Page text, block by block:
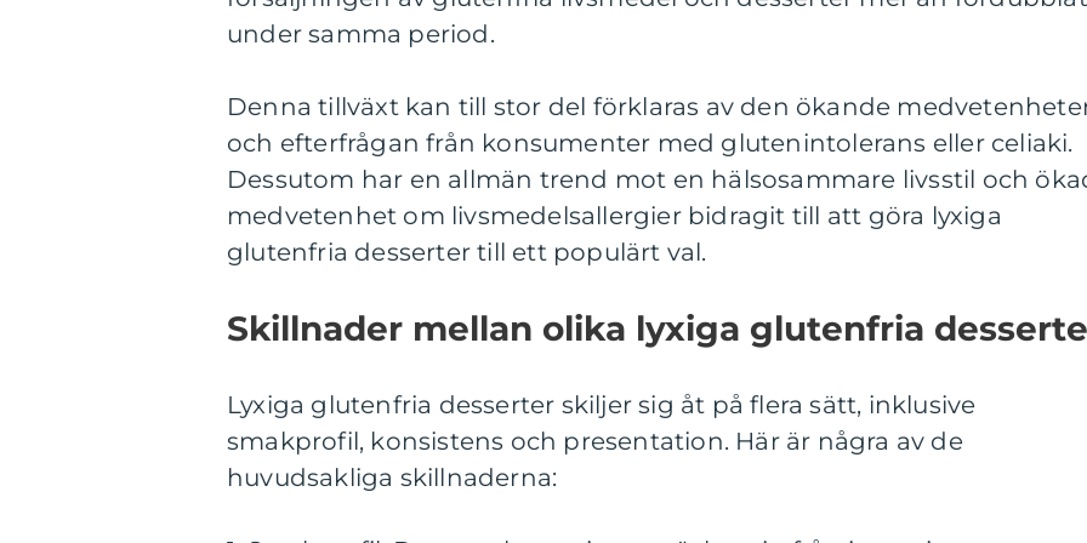
under samma period.
Denna tillväxt kan till stor del förklaras av den ökande
och efterfrågan från konsumenter med glutenintolerans eller celiaki.
Dessutom har en allmän trend mot en hälsosammare livsstil och
medvetenhet om livsmedelsallergier bidragit till att göra lyxiga
glutenfria desserter till ett populärt val.
Skillnader mellan olika lyxiga glutenfria
Lyxiga glutenfria desserter skiljer sig åt på flera sätt, inklusive
smakprofil, konsistens och presentation. Här är några av de
huvudsakliga skillnaderna: